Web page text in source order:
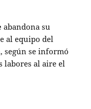
abandona su
al equipo del
, según se informó
labores al aire el
a “Mucho Gusto”: